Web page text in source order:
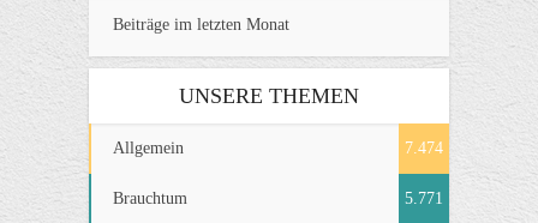
Beiträge im letzten Monat
UNSERE THEMEN
Allgemein 7.474
Brauchtum 5.771